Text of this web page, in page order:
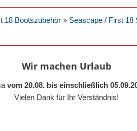
18 Bootszubehör » Seascape / First 18
Wir machen Urlaub
vom 20.08. bis einschließlich
Vielen Dank für Ihr Verständnis!